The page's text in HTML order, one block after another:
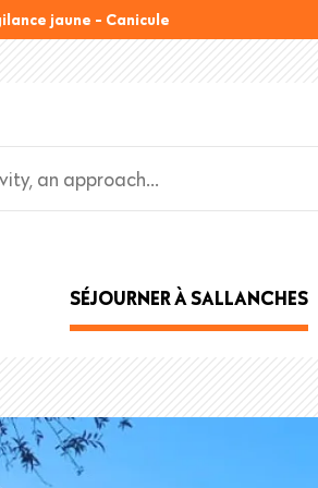
jaune - Canicule
SÉJOURNER À SALLANCHES